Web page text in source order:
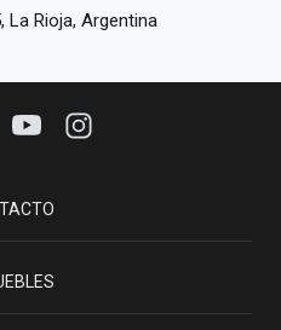
La Rioja, Argentina